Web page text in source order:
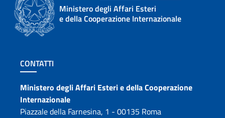
Ministero degli Affari Esteri
e della Cooperazione Internazionale
Sezione footer
CONTATTI
Contatti
Ministero degli Affari Esteri e della Cooperazione
Internazionale
Piazzale della Farnesina, 1 - 00135 Roma